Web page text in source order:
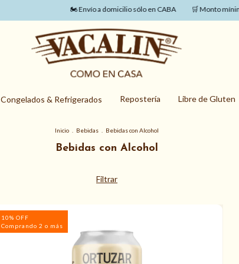
🏍️ Envío a domicilio sólo en CABA 🛒 Monto mínimo
Congelados & Refrigerados Repostería Libre de Gluten
Inicio Bebidas Bebidas con Alcohol
Bebidas con Alcohol
Filtrar
10% OFF
Comprando 2 o más